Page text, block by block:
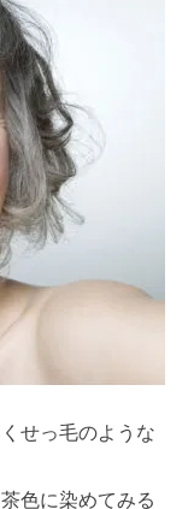
せっ毛のような
色に染めてみる